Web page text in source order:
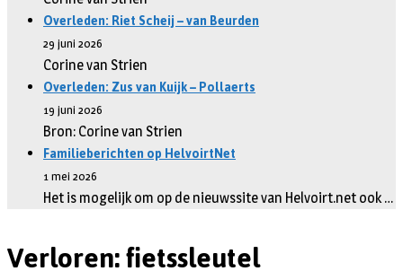
Overleden: Riet Scheij – van Beurden
29 juni 2026
Corine van Strien
Overleden: Zus van Kuijk – Pollaerts
19 juni 2026
Bron: Corine van Strien
Familieberichten op HelvoirtNet
1 mei 2026
Het is mogelijk om op de nieuwssite van Helvoirt.net ook …
Verloren: fietssleutel